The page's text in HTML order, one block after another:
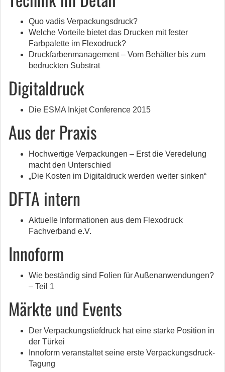
Quo vadis Verpackungsdruck?
Welche Vorteile bietet das Drucken mit fester
Farbpalette im Flexodruck?
Druckfarbenmanagement – Vom Behälter bis zum
bedruckten Substrat
Digitaldruck
Die ESMA Inkjet Conference 2015
Aus der Praxis
Hochwertige Verpackungen – Erst die Veredelung
macht den Unterschied
„Die Kosten im Digitaldruck werden weiter sinken“
DFTA intern
Aktuelle Informationen aus dem Flexodruck
Fachverband e.V.
Innoform
Wie beständig sind Folien für Außenanwendungen?
– Teil 1
Märkte und Events
Der Verpackungstiefdruck hat eine starke Position in
der Türkei
Innoform veranstaltet seine erste Verpackungsdruck-
Tagung